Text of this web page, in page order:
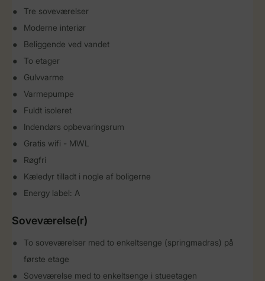
Tre soveværelser
Moderne interiør
Beliggende ved vandet
To etager
Gulvvarme
Varmepumpe
Fuldt isoleret
Indendørs opbevaringsrum
Gratis wifi - MWL
Røgfri
Kæledyr tilladt i nogle af boligerne
Energy label: A
Soveværelse(r)
To soveværelser med to enkeltsenge (springmadras) på
første etage
Soveværelse med to enkeltsenge i stueetagen